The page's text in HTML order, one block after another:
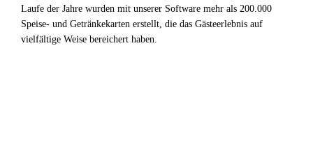
Laufe der Jahre wurden mit unserer Software mehr als 200.000
Speise- und Getränkekarten erstellt, die das Gästeerlebnis auf
vielfältige Weise bereichert haben.